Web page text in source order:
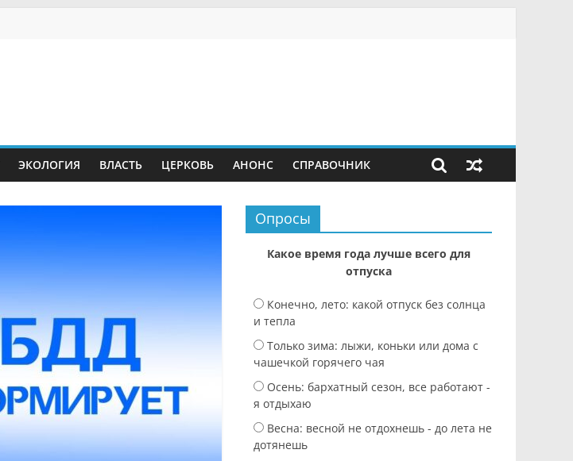
ЭКОЛОГИЯ ВЛАСТЬ ЦЕРКОВЬ АНОНС СПРАВОЧНИК
Опросы
Какое время года лучше всего для
отпуска
Конечно, лето: какой отпуск без солнца
и тепла
Только зима: лыжи, коньки или дома с
чашечкой горячего чая
Осень: бархатный сезон, все работают -
я отдыхаю
Весна: весной не отдохнешь - до лета не
дотянешь